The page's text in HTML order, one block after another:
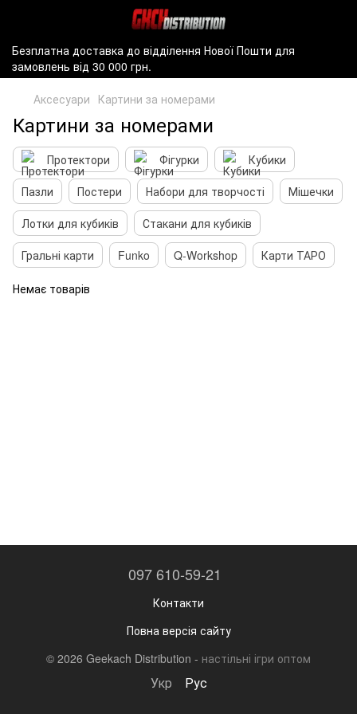
Безплатна доставка до відділення Нової Пошти для
замовлень від 30 000 грн.
Аксесуари Картини за номерами
Картини за номерами
Протектори Фігурки
Кубики
Пазли
Постери Набори для творчості
Мішечки
Лотки для кубиків
Стакани для кубиків
Гральні карти
Funko Q-Workshop Карти ТАРО
Немає товарів
097 610-59-21
Контакти
Повна версія сайту
© 2026 Geekach Distribution - настільні ігри оптом
Укр Рус